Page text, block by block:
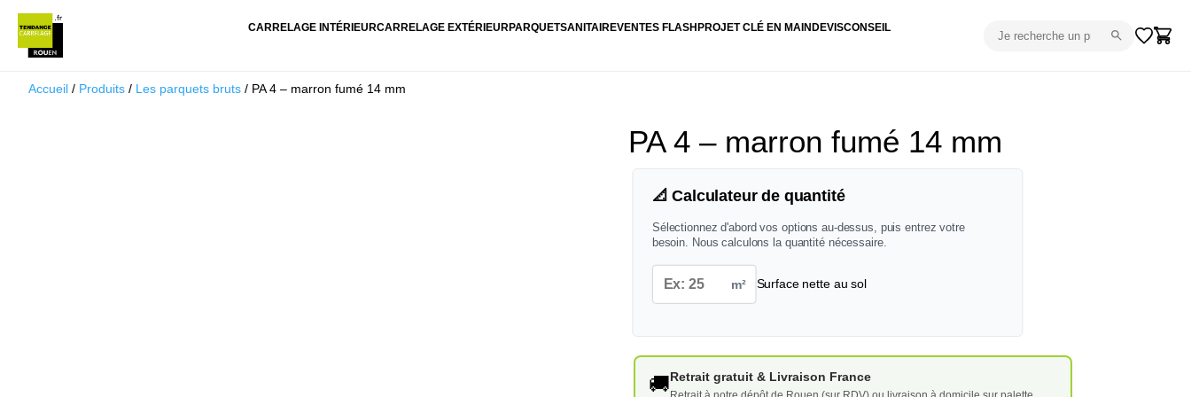
CARRELAGE INTÉRIEURCARRELAGE EXTÉRIEURPARQUETSANITAIREVENTES FLASH PROJET CLÉ EN MAIN DEVISCONSEIL
Accueil / Produits / Les parquets bruts / PA 4 – marron fumé 14 mm
PA 4 – marron fumé 14 mm
📐 Calculateur de quantité
Sélectionnez d'abord vos options au-dessus, puis entrez votre
besoin. Nous calculons la quantité nécessaire.
m² Surface nette au sol
🚚Retrait gratuit & Livraison France